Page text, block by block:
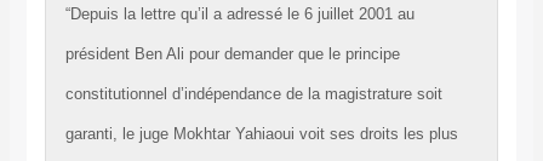
“Depuis la lettre qu’il a adressé le 6 juillet 2001 au
président Ben Ali pour demander que le principe
constitutionnel d’indépendance de la magistrature soit
garanti, le juge Mokhtar Yahiaoui voit ses droits les plus